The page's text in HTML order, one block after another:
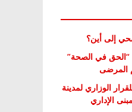
إلى أين؟
“الحق في الصحة”
المرضى
الوزاري لمدينة
الإداري